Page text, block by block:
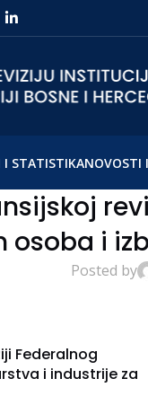
I STATISTIKANOVOSTI
osoba i
Posted by
Federalnog
i industrije za